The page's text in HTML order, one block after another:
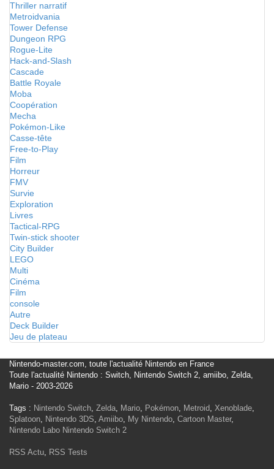
Thriller narratif
Metroidvania
Tower Defense
Dungeon RPG
Rogue-Lite
Hack-and-Slash
Cascade
Battle Royale
Moba
Coopération
Mecha
Pokémon-Like
Casse-tête
Free-to-Play
Film
Horreur
FMV
Survie
Exploration
Livres
Tactical-RPG
Twin-stick shooter
City Builder
LEGO
Multi
Cinéma
Film
console
Autre
Deck Builder
Jeu de plateau
Nintendo-master.com, toute l'actualité Nintendo en France
Toute l'actualité Nintendo : Switch, Nintendo Switch 2, amiibo, Zelda,
Mario - 2003-2026
Tags : Nintendo Switch, Zelda, Mario, Pokémon, Metroid, Xenoblade,
Splatoon, Nintendo 3DS, Amiibo, My Nintendo, Cartoon Master,
Nintendo Labo Nintendo Switch 2
RSS Actu, RSS Tests